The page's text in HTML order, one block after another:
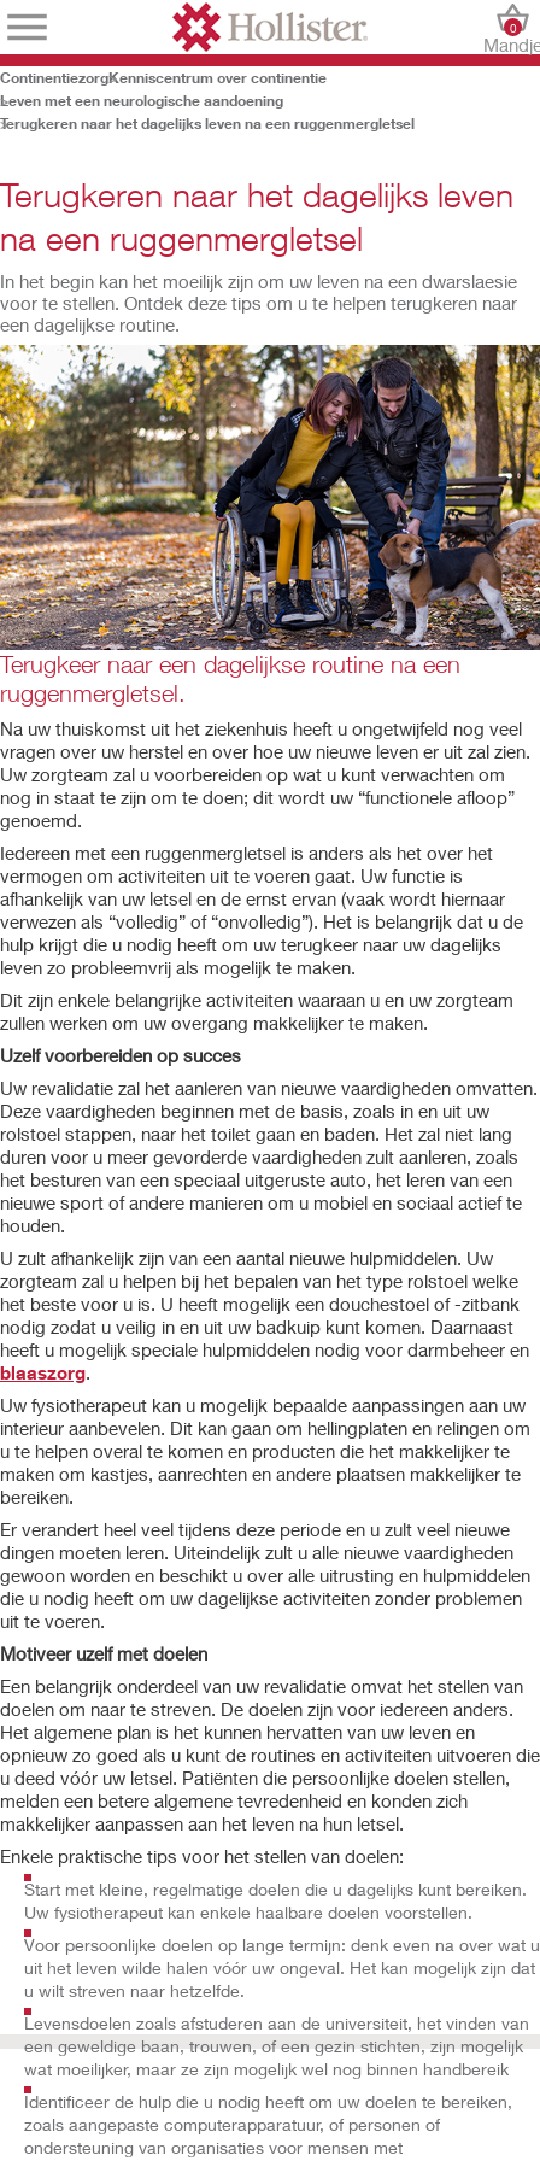
0
ContinentiezorgKenniscentrum over continentie
Leven met een neurologische aandoening
Terugkeren naar het dagelijks leven na een ruggenmergletsel
Terugkeren naar het dagelijks leven
na een ruggenmergletsel
In het begin kan het moeilijk zijn om uw leven na een dwarslaesie
voor te stellen. Ontdek deze tips om u te helpen terugkeren naar
een dagelijkse routine.
Terugkeer naar een dagelijkse routine na een
ruggenmergletsel.
Na uw thuiskomst uit het ziekenhuis heeft u ongetwijfeld nog veel
vragen over uw herstel en over hoe uw nieuwe leven er uit zal zien.
Uw zorgteam zal u voorbereiden op wat u kunt verwachten om
nog in staat te zijn om te doen; dit wordt uw “functionele afloop”
genoemd.
Iedereen met een ruggenmergletsel is anders als het over het
vermogen om activiteiten uit te voeren gaat. Uw functie is
afhankelijk van uw letsel en de ernst ervan (vaak wordt hiernaar
verwezen als “volledig” of “onvolledig”). Het is belangrijk dat u de
hulp krijgt die u nodig heeft om uw terugkeer naar uw dagelijks
leven zo probleemvrij als mogelijk te maken.
Dit zijn enkele belangrijke activiteiten waaraan u en uw zorgteam
zullen werken om uw overgang makkelijker te maken.
Uzelf voorbereiden op succes
Uw revalidatie zal het aanleren van nieuwe vaardigheden omvatten.
Deze vaardigheden beginnen met de basis, zoals in en uit uw
rolstoel stappen, naar het toilet gaan en baden. Het zal niet lang
duren voor u meer gevorderde vaardigheden zult aanleren, zoals
het besturen van een speciaal uitgeruste auto, het leren van een
nieuwe sport of andere manieren om u mobiel en sociaal actief te
houden.
U zult afhankelijk zijn van een aantal nieuwe hulpmiddelen. Uw
zorgteam zal u helpen bij het bepalen van het type rolstoel welke
het beste voor u is. U heeft mogelijk een douchestoel of -zitbank
nodig zodat u veilig in en uit uw badkuip kunt komen. Daarnaast
heeft u mogelijk speciale hulpmiddelen nodig voor darmbeheer en
blaaszorg.
Uw fysiotherapeut kan u mogelijk bepaalde aanpassingen aan uw
interieur aanbevelen. Dit kan gaan om hellingplaten en relingen om
u te helpen overal te komen en producten die het makkelijker te
maken om kastjes, aanrechten en andere plaatsen makkelijker te
bereiken.
Er verandert heel veel tijdens deze periode en u zult veel nieuwe
dingen moeten leren. Uiteindelijk zult u alle nieuwe vaardigheden
gewoon worden en beschikt u over alle uitrusting en hulpmiddelen
die u nodig heeft om uw dagelijkse activiteiten zonder problemen
uit te voeren.
Motiveer uzelf met doelen
Een belangrijk onderdeel van uw revalidatie omvat het stellen van
doelen om naar te streven. De doelen zijn voor iedereen anders.
Het algemene plan is het kunnen hervatten van uw leven en
opnieuw zo goed als u kunt de routines en activiteiten uitvoeren die
u deed vóór uw letsel. Patiënten die persoonlijke doelen stellen,
melden een betere algemene tevredenheid en konden zich
makkelijker aanpassen aan het leven na hun letsel.
Enkele praktische tips voor het stellen van doelen:
Start met kleine, regelmatige doelen die u dagelijks kunt bereiken.
Uw fysiotherapeut kan enkele haalbare doelen voorstellen.
Voor persoonlijke doelen op lange termijn: denk even na over wat u
uit het leven wilde halen vóór uw ongeval. Het kan mogelijk zijn dat
u wilt streven naar hetzelfde.
Levensdoelen zoals afstuderen aan de universiteit, het vinden van
een geweldige baan, trouwen, of een gezin stichten, zijn mogelijk
wat moeilijker, maar ze zijn mogelijk wel nog binnen handbereik
Identificeer de hulp die u nodig heeft om uw doelen te bereiken,
zoals aangepaste computerapparatuur, of personen of
ondersteuning van organisaties voor mensen met